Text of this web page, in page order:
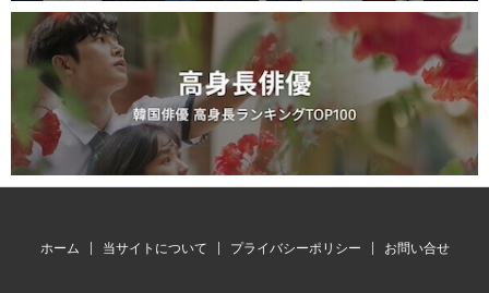
ホーム 当サイトについて プライバシーポリシー お問い合せ